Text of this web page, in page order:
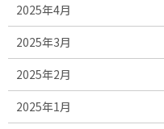
2025年4月
2025年3月
2025年2月
2025年1月